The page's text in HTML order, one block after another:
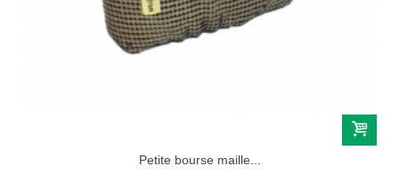
Petite bourse maille...